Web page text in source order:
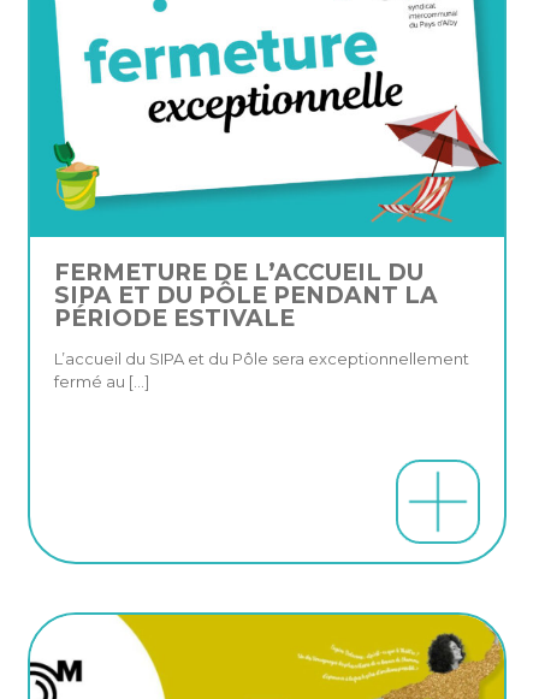
FERMETURE DE L’ACCUEIL DU
SIPA ET DU PÔLE PENDANT LA
PÉRIODE ESTIVALE
L’accueil du SIPA et du Pôle sera exceptionnellement
fermé au […]